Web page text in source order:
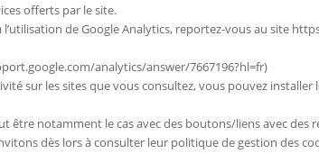
offerts par le site.
de Google Analytics, reportez-vous au site
analytics/answer/7667196?hl=fr)
sur les sites que vous consultez, vous pouvez
notamment le cas avec des boutons/liens avec des
dès lors à consulter leur politique de gestion des